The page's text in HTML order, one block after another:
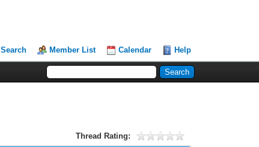
Search Member List Calendar Help
Thread Rating: